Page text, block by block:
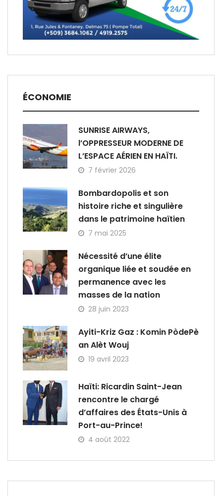
ÉCONOMIE
SUNRISE AIRWAYS,
l’OPPRESSEUR MODERNE DE
L’ESPACE AÉRIEN EN HAÏTI.
7 février 2026
Bombardopolis et son
histoire riche et singulière
dans le patrimoine haïtien
7 mai 2025
Nécessité d’une élite
organique liée et soudée en
permanence avec les
masses de la nation
28 juin 2023
Ayiti-Kriz Gaz : Komin PòdePè
an Alèt Wouj
19 avril 2023
Haïti: Ricardin Saint-Jean
rencontre le chargé
d’affaires des États-Unis à
Port-au-Prince!
4 août 2022